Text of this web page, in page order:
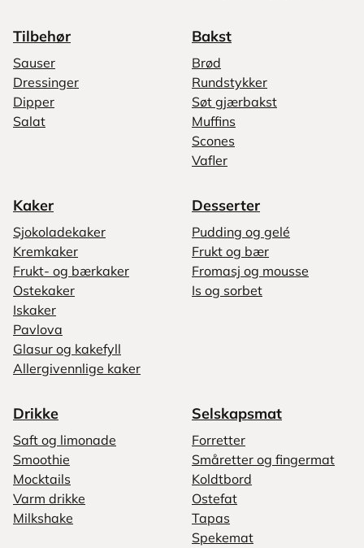
Tilbehør
Sauser
Dressinger
Dipper
Salat
Bakst
Brød
Rundstykker
Søt gjærbakst
Muffins
Scones
Vafler
Kaker
Sjokoladekaker
Kremkaker
Frukt- og bærkaker
Ostekaker
Iskaker
Pavlova
Glasur og kakefyll
Allergivennlige kaker
Desserter
Pudding og gelé
Frukt og bær
Fromasj og mousse
Is og sorbet
Drikke
Saft og limonade
Smoothie
Mocktails
Varm drikke
Milkshake
Selskapsmat
Forretter
Småretter og fingermat
Koldtbord
Ostefat
Tapas
Spekemat